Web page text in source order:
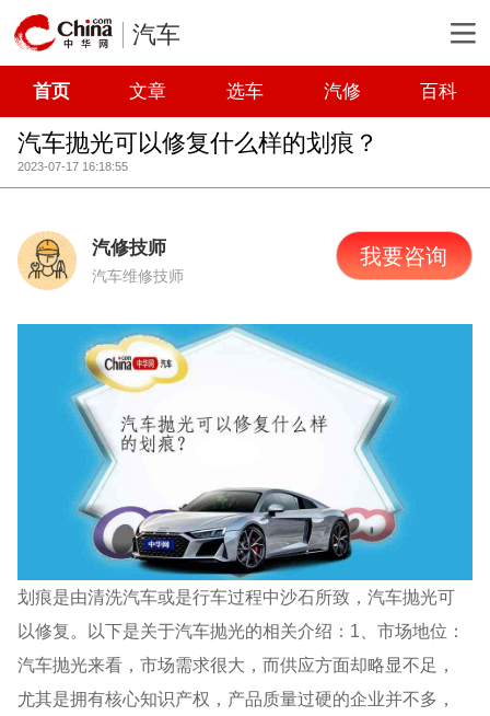
汽车
首页 文章 选车 汽修 百科
汽车抛光可以修复什么样的划痕？
2023-07-17 16:18:55
汽修技师
汽车维修技师
我要咨询
划痕是由清洗汽车或是行车过程中沙石所致，汽车抛光可
以修复。以下是关于汽车抛光的相关介绍：1、市场地位：
汽车抛光来看，市场需求很大，而供应方面却略显不足，
尤其是拥有核心知识产权，产品质量过硬的企业并不多，